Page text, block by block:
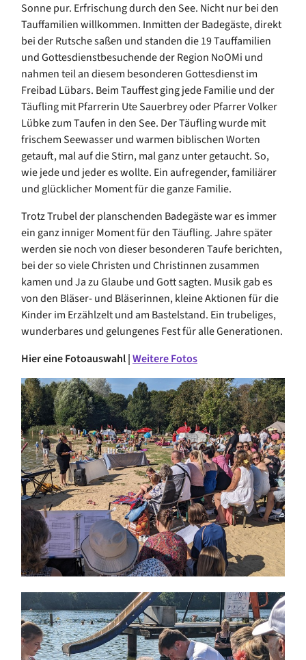
Sonne pur. Erfrischung durch den See. Nicht nur bei den
Tauffamilien willkommen. Inmitten der Badegäste, direkt
bei der Rutsche saßen und standen die 19 Tauffamilien
und Gottesdienstbesuchende der Region NoOMi und
nahmen teil an diesem besonderen Gottesdienst im
Freibad Lübars. Beim Tauffest ging jede Familie und der
Täufling mit Pfarrerin Ute Sauerbrey oder Pfarrer Volker
Lübke zum Taufen in den See. Der Täufling wurde mit
frischem Seewasser und warmen biblischen Worten
getauft, mal auf die Stirn, mal ganz unter getaucht. So,
wie jede und jeder es wollte. Ein aufregender, familiärer
und glücklicher Moment für die ganze Familie.
Trotz Trubel der planschenden Badegäste war es immer
ein ganz inniger Moment für den Täufling. Jahre später
werden sie noch von dieser besonderen Taufe berichten,
bei der so viele Christen und Christinnen zusammen
kamen und Ja zu Glaube und Gott sagten. Musik gab es
von den Bläser- und Bläserinnen, kleine Aktionen für die
Kinder im Erzählzelt und am Bastelstand. Ein trubeliges,
wunderbares und gelungenes Fest für alle Generationen.
Hier eine Fotoauswahl |Weitere Fotos